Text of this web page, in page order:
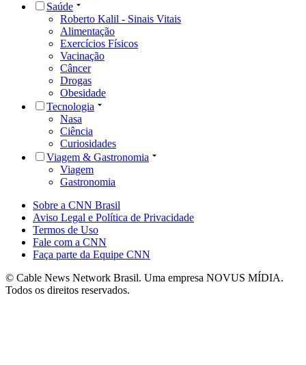
Saúde
Roberto Kalil - Sinais Vitais
Alimentação
Exercícios Físicos
Vacinação
Câncer
Drogas
Obesidade
Tecnologia
Nasa
Ciência
Curiosidades
Viagem & Gastronomia
Viagem
Gastronomia
Sobre a CNN Brasil
Aviso Legal e Política de Privacidade
Termos de Uso
Fale com a CNN
Faça parte da Equipe CNN
© Cable News Network Brasil. Uma empresa NOVUS MÍDIA.
Todos os direitos reservados.